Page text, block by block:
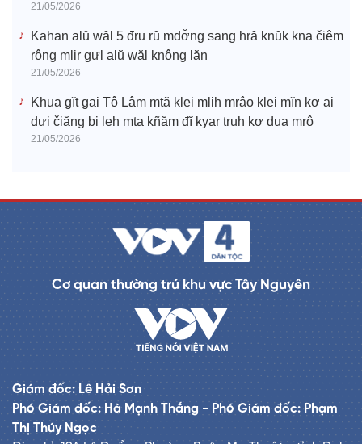
21/05/2026
Kahan alŭ wăl 5 đru rŭ mdơ̆ng sang hră knŭk kna čiêm
rông mlir gưl alŭ wăl knông lăn
21/05/2026
Khua gĭt gai Tô Lâm mtă klei mlih mrâo klei mĭn kơ ai
dưi čiăng bi leh mta kñăm đĭ kyar truh kơ dua mrô
21/05/2026
Cơ quan thường trú khu vực Tây Nguyên
Giám đốc: Lê Hải Sơn
Phó Giám đốc: Hà Mạnh Thắng - Phó Giám đốc: Phạm
Thị Thúy Ngọc